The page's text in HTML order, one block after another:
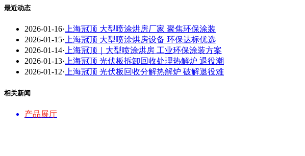
最近动态
2026-01-16· 上海冠顶 大型喷涂烘房厂家 聚焦环保涂装
2026-01-15· 上海冠顶 大型喷涂烘房设备 环保达标优选
2026-01-14· 上海冠顶｜大型喷涂烘房 工业环保涂装方案
2026-01-13· 上海冠顶 光伏板拆卸回收处理热解炉 退役潮
2026-01-12· 上海冠顶 光伏板回收分解热解炉 破解退役难
相关新闻
产品展厅